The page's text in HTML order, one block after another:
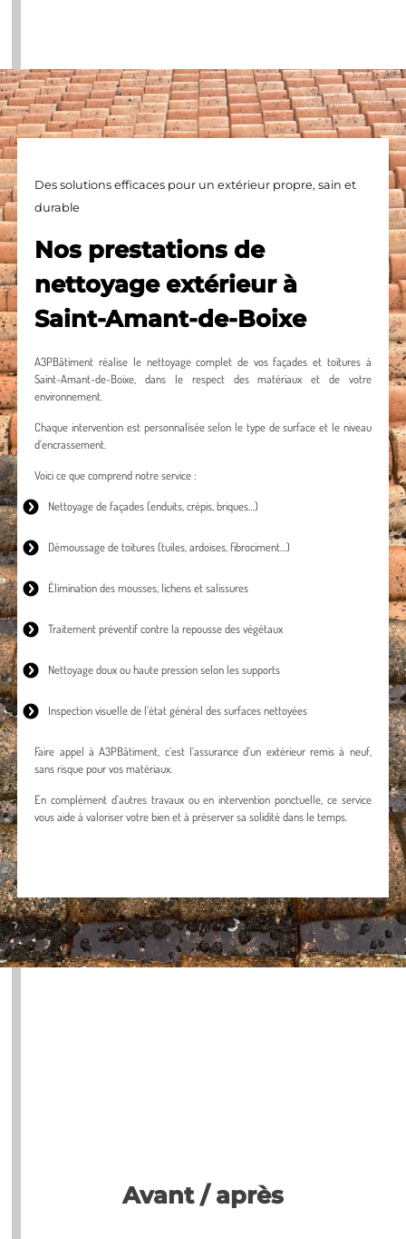
Des solutions efficaces pour un extérieur propre, sain et
durable
Nos prestations de
nettoyage extérieur à
Saint-Amant-de-Boixe
A3PBâtiment réalise le nettoyage complet de vos façades et toitures à
Saint-Amant-de-Boixe, dans le respect des matériaux et de votre
environnement.
Chaque intervention est personnalisée selon le type de surface et le niveau
d’encrassement.
Voici ce que comprend notre service :
Nettoyage de façades(enduits, crépis, briques…)
Démoussage de toitures(tuiles, ardoises, fibrociment…)
Élimination des mousses, lichens et salissures
Traitement préventif contre la repousse des végétaux
Nettoyage doux ou haute pression selon les supports
Inspection visuelle de l’état général des surfaces nettoyées
Faire appel à A3PBâtiment, c’est l’assurance d’un extérieur remis à neuf,
sans risque pour vos matériaux.
En complément d’autres travaux ou en intervention ponctuelle, ce service
vous aide à valoriser votre bien et à préserver sa solidité dans le temps.
Avant / après